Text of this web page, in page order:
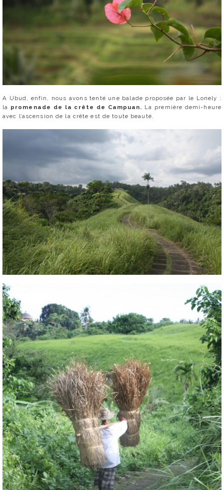
A Ubud, enfin, nous avons tenté une balade proposée par le Lonely :
la promenade de la crête de Campuan. La première demi-heure
avec l’ascension de la crête est de toute beauté.